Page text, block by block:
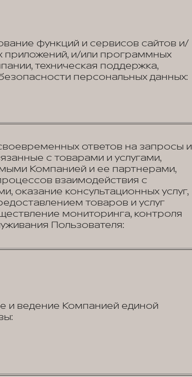
функций и сервисов сайтов и/
приложений, и/или программных
техническая поддержка,
персональных данных:
ответов на запросы и
с товарами и услугами,
Компанией и ее партнерами,
взаимодействия с
оказание консультационных услуг,
товаров и услуг
мониторинга, контроля
Пользователя:
и ведение Компанией единой